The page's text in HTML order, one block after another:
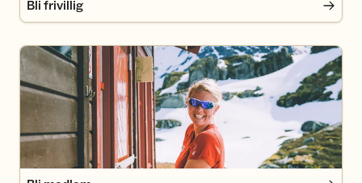
Bli frivillig
Bli medlem